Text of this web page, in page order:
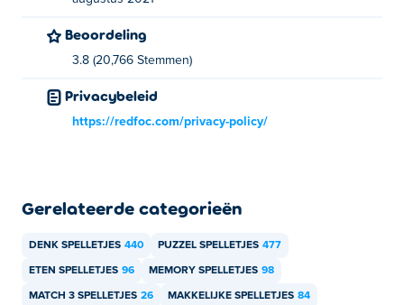
Beoordeling
3.8 (20,766 Stemmen)
Privacybeleid
https://redfoc.com/privacy-policy/
Gerelateerde categorieën
DENK SPELLETJES 440 PUZZEL SPELLETJES 477
ETEN SPELLETJES 96 MEMORY SPELLETJES 98
MATCH 3 SPELLETJES 26 MAKKELIJKE SPELLETJES 84